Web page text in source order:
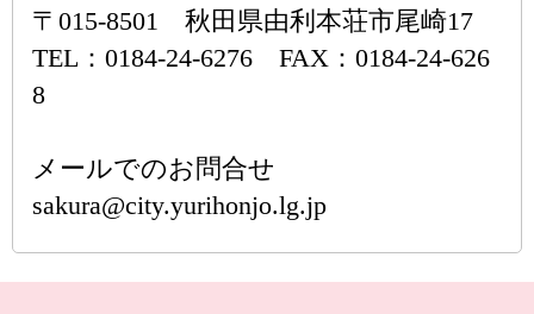
〒015-8501 秋田県由利本荘市尾崎17
TEL：0184-24-6276 FAX：0184-24-626
8
メールでのお問合せ
sakura@city.yurihonjo.lg.jp